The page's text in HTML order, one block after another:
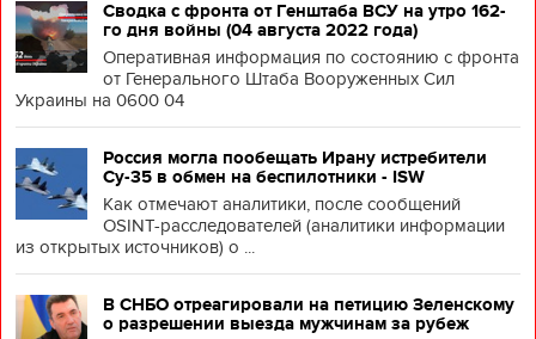
Сводка с фронта от Генштаба ВСУ на утро 162-
го дня войны (04 августа 2022 года)
Оперативная информация по состоянию с фронта
от Генерального Штаба Вооруженных Сил
Украины на 0600 04
Россия могла пообещать Ирану истребители
Су-35 в обмен на беспилотники - ISW
Как отмечают аналитики, после сообщений
OSINT-расследователей (аналитики информации
из открытых источников) о ...
В СНБО отреагировали на петицию Зеленскому
о разрешении выезда мужчинам за рубеж